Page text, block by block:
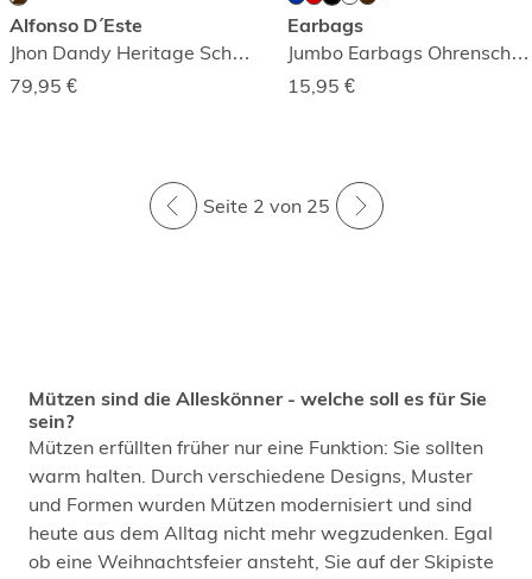
Alfonso D´Este
Jhon Dandy Heritage Schirmmütze
79,95 €
Earbags
Jumbo Earbags Ohrenschutz
15,95 €
Seite 2 von 25
Mützen sind die Alleskönner - welche soll es für Sie
sein?
Mützen erfüllten früher nur eine Funktion: Sie sollten
warm halten. Durch verschiedene Designs, Muster
und Formen wurden Mützen modernisiert und sind
heute aus dem Alltag nicht mehr wegzudenken. Egal
ob eine Weihnachtsfeier ansteht, Sie auf der Skipiste